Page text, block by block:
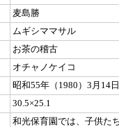
麦島勝
ムギシママサル
お茶の稽古
オチャノケイコ
昭和55年（1980）3月14日
30.5×25.1
和光保育園では、子供た